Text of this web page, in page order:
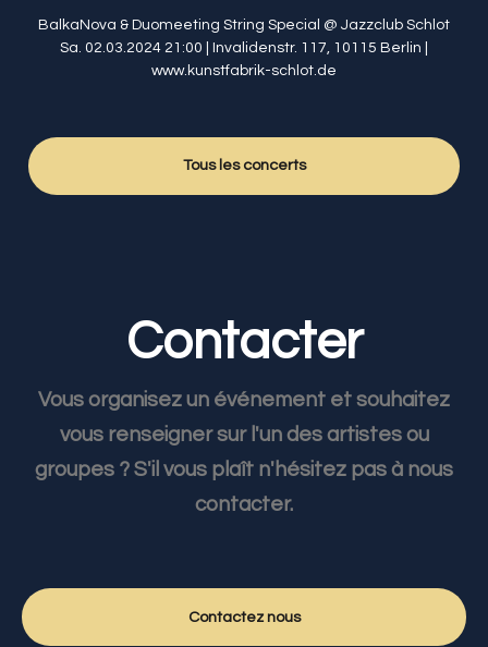
BalkaNova & Duomeeting String Special @ Jazzclub Schlot
Sa. 02.03.2024 21:00 | Invalidenstr. 117, 10115 Berlin |
www.kunstfabrik-schlot.de
Tous les concerts
Contacter
Vous organisez un événement et souhaitez
vous renseigner sur l'un des artistes ou
groupes ? S'il vous plaît n'hésitez pas à nous
contacter.
Contactez nous